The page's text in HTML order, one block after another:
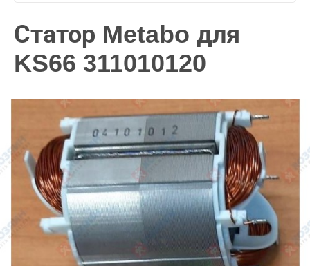
Статор Metabo для
KS66 311010120